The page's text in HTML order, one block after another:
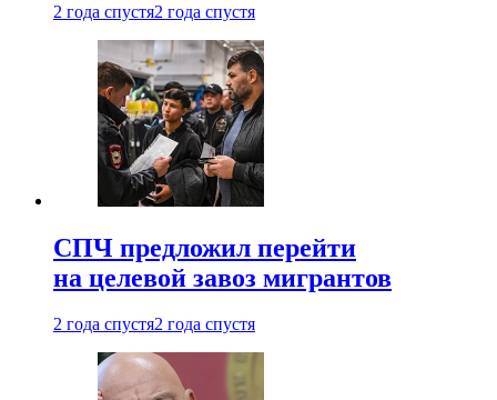
2 года спустя2 года спустя
СПЧ предложил перейти
на целевой завоз мигрантов
2 года спустя2 года спустя